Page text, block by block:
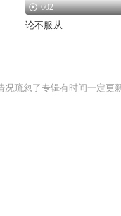
602
论不服从
况疏忽了专辑有时间一定更